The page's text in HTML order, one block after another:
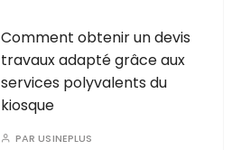
Comment obtenir un devis
travaux adapté grâce aux
services polyvalents du
kiosque
PARUSINEPLUS